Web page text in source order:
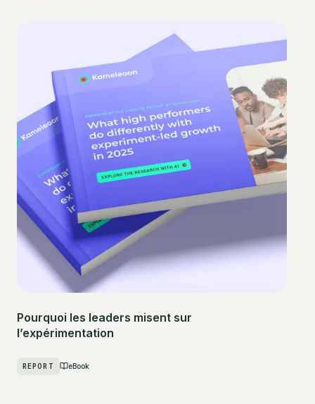
Pourquoi les leaders misent sur
l’expérimentation
REPORT eBook